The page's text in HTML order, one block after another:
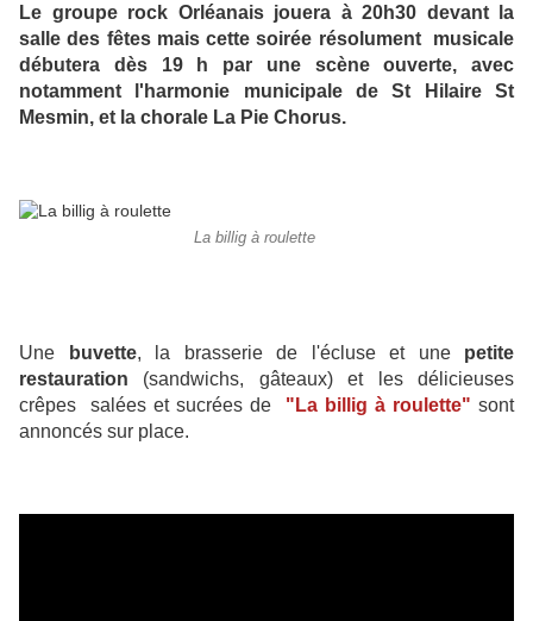
Le groupe rock Orléanais jouera à 20h30 devant la
salle des fêtes mais cette soirée résolument musicale
débutera dès 19 h par une scène ouverte, avec
notamment l'harmonie municipale de St Hilaire St
Mesmin, et la chorale La Pie Chorus.
La billig à roulette
Une buvette, la brasserie de l'écluse et une petite
restauration (sandwichs, gâteaux) et les délicieuses
crêpes salées et sucrées de "La billig à roulette" sont
annoncés sur place.